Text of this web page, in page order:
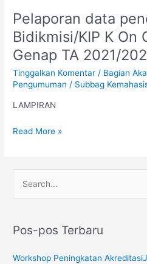
Pelaporan data
Bidikmisi/KIP K On
Genap TA 2021/
Tinggalkan Komentar / Bagian
Pengumuman / Subbag
LAMPIRAN
Pelaporan
data
penerima
Bidikmisi/KIP
K
On
Semester
TA
Read More »
iPos-pos Terbaru
Workshop Peningkatan